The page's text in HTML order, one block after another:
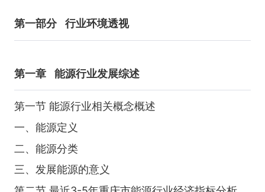
第一部分 行业环境透视
第一章 能源行业发展综述
第一节 能源行业相关概念概述
一、能源定义
二、能源分类
三、发展能源的意义